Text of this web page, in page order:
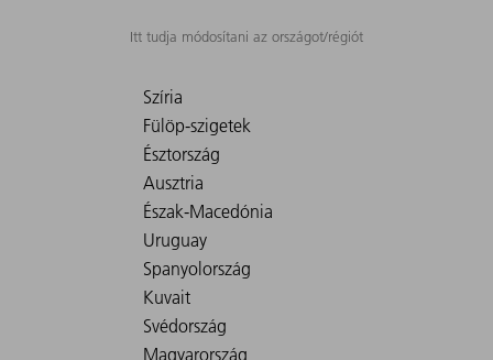
Itt tudja módosítani az országot/régiót